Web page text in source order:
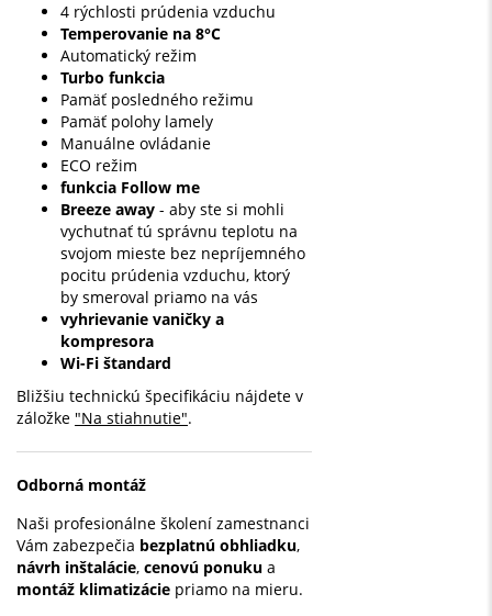
4 rýchlosti prúdenia vzduchu
Temperovanie na 8°C
Automatický režim
Turbo funkcia
Pamäť posledného režimu
Pamäť polohy lamely
Manuálne ovládanie
ECO režim
funkcia Follow me
Breeze away - aby ste si mohli
vychutnať tú správnu teplotu na
svojom mieste bez nepríjemného
pocitu prúdenia vzduchu, ktorý
by smeroval priamo na vás
vyhrievanie vaničky a
kompresora
Wi-Fi štandard
Bližšiu technickú špecifikáciu nájdete v
záložke "Na stiahnutie".
Odborná montáž
Naši profesionálne školení zamestnanci
Vám zabezpečia bezplatnú obhliadku,
návrh inštalácie, cenovú ponuku a
montáž klimatizácie priamo na mieru.